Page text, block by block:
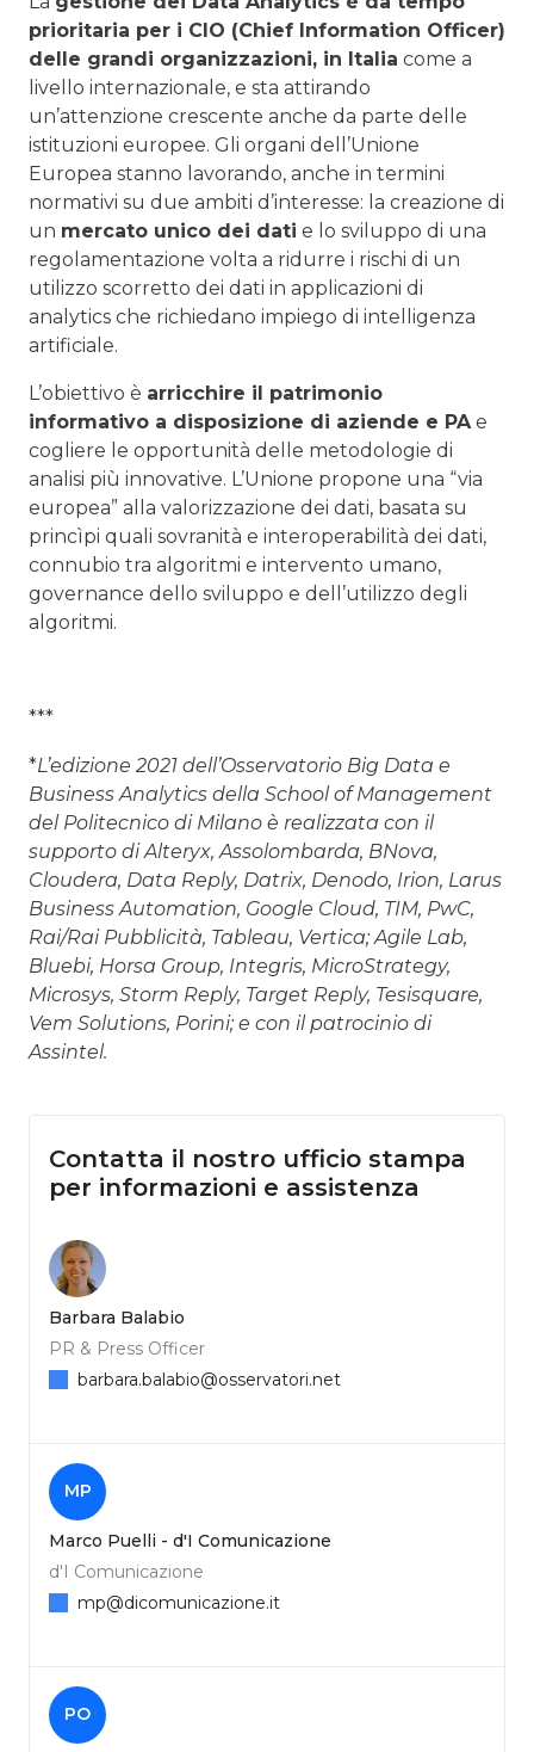
prioritaria per i CIO (Chief Information Officer)
delle grandi organizzazioni, in Italia come a
livello internazionale, e sta attirando
un’attenzione crescente anche da parte delle
istituzioni europee. Gli organi dell’Unione
Europea stanno lavorando, anche in termini
normativi su due ambiti d’interesse: la creazione di
un mercato unico dei dati e lo sviluppo di una
regolamentazione volta a ridurre i rischi di un
utilizzo scorretto dei dati in applicazioni di
analytics che richiedano impiego di intelligenza
artificiale.
L’obiettivo è arricchire il patrimonio
informativo a disposizione di aziende e PA e
cogliere le opportunità delle metodologie di
analisi più innovative. L’Unione propone una “via
europea” alla valorizzazione dei dati, basata su
princìpi quali sovranità e interoperabilità dei dati,
connubio tra algoritmi e intervento umano,
governance dello sviluppo e dell’utilizzo degli
algoritmi.
***
*L’edizione 2021 dell’Osservatorio Big Data e
Business Analytics della School of Management
del Politecnico di Milano è realizzata con il
supporto di Alteryx, Assolombarda, BNova,
Cloudera, Data Reply, Datrix, Denodo, Irion, Larus
Business Automation, Google Cloud, TIM, PwC,
Rai/Rai Pubblicità, Tableau, Vertica; Agile Lab,
Bluebi, Horsa Group, Integris, MicroStrategy,
Microsys, Storm Reply, Target Reply, Tesisquare,
Vem Solutions, Porini; e con il patrocinio di
Assintel.
Contatta il nostro ufficio stampa
per informazioni e assistenza
Barbara Balabio
PR & Press Officer
barbara.balabio@osservatori.net
MP
Marco Puelli - d'I Comunicazione
d'I Comunicazione
mp@dicomunicazione.it
PO